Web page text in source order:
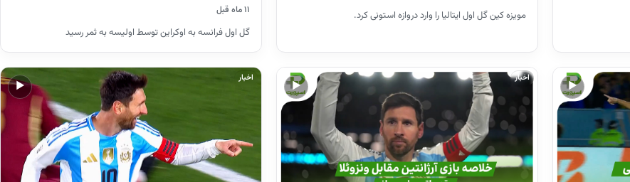
مویزه کین گل اول ایتالیا را وارد دروازه استونی کرد. ۱۱ ماه قبل
گل اول فرانسه به اوکراین توسط اولیسه به ثمر رسید
▶
▶
اخبار
▶
اخبار